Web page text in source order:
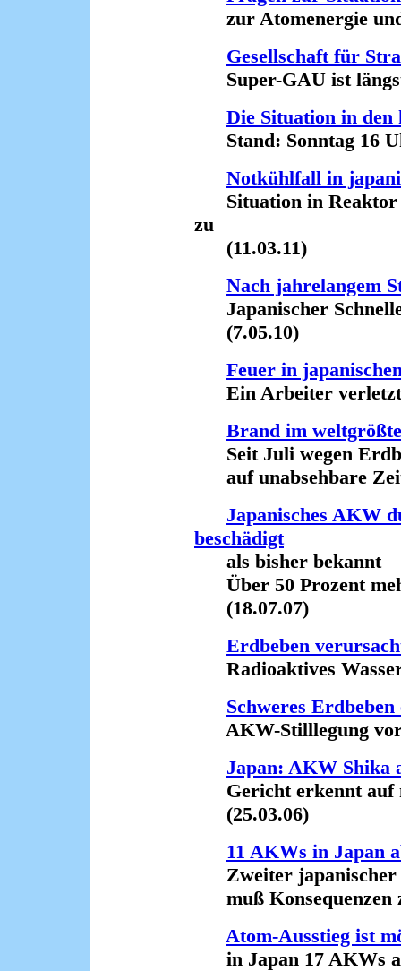
zur Atomenergie und
Gesellschaft für
Super-GAU ist
Die Situation in
Stand: Sonntag 16
Notkühlfall in
Situation in Reaktor
zu
(11.03.11)
Nach jahrelangem
Japanischer
(7.05.10)
Feuer in
Ein Arbeiter verletzt
Brand im
Seit Juli wegen
auf unabsehbare Zeit
Japanisches AKW
beschädigt
als bisher bekannt
Über 50 Prozent
(18.07.07)
Erdbeben
Radioaktives Wasser
Schweres
AKW-Stilllegung vor
Japan: AKW Shika
Gericht erkennt auf
(25.03.06)
11 AKWs in Japan
Zweiter japanischer
muß Konsequenzen
Atom-Ausstieg ist
in Japan 17 AKWs